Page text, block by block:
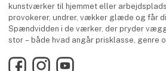
kunstværker til hjemmet eller
provokerer, undrer, vækker glæde og får
Spændvidden i de værker, der pryder
stor – både hvad angår prisklasse, genre
FacebookInstagramYouTube